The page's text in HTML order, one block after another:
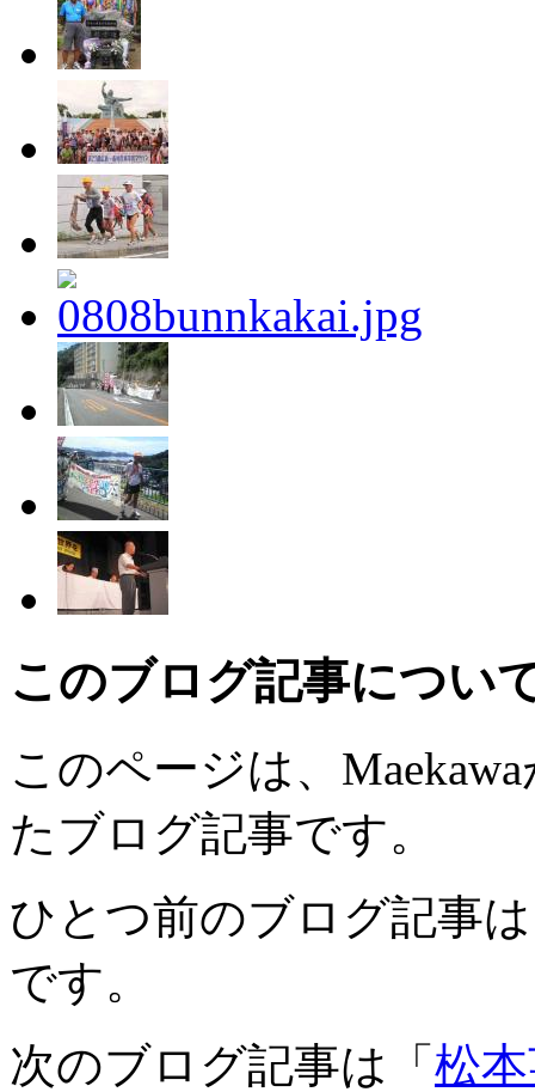
このブログ記事につい
このページは、
たブログ記事です。
ひとつ前のブログ記事
です。
次のブログ記事は「 松